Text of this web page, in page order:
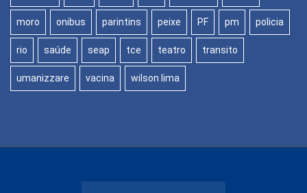
moro onibus parintins peixe PF pm policia
rio saúde seap tce teatro transito
umanizzare vacina wilson lima